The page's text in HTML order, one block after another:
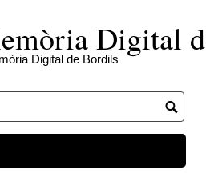
Digital
Digital de Bordils